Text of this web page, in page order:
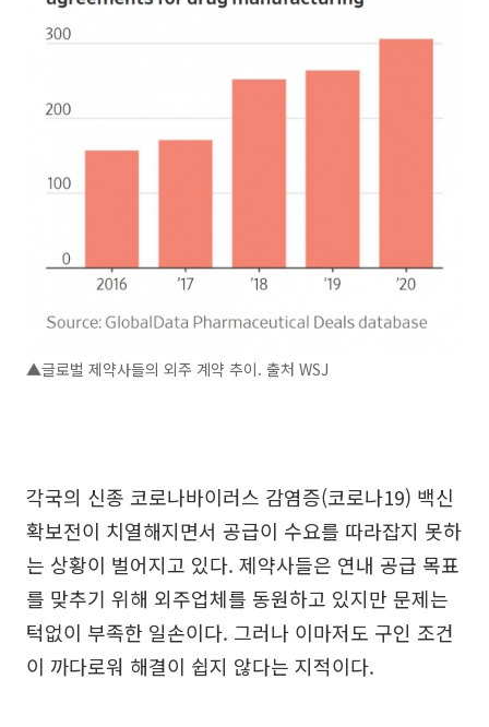
▲글로벌 제약사들의 외주 계약 추이. 출처 WSJ
각국의 신종 코로나바이러스 감염증(코로나19) 백신
확보전이 치열해지면서 공급이 수요를 따라잡지 못하
는 상황이 벌어지고 있다. 제약사들은 연내 공급 목표
를 맞추기 위해 외주업체를 동원하고 있지만 문제는
턱없이 부족한 일손이다. 그러나 이마저도 구인 조건
이 까다로워 해결이 쉽지 않다는 지적이다.